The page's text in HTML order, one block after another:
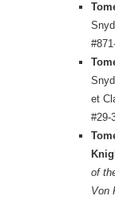
et
#29-
of
Von